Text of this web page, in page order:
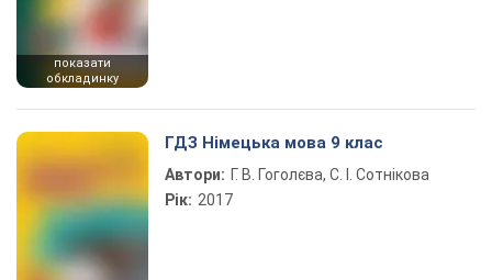
показати
обкладинку
ГДЗ Німецька мова 9 клас
Автори: Г. В. Гоголєва, С. І. Сотнікова
Рік: 2017